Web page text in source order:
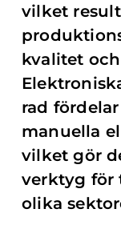
vilket
kvalitet
rad
manuella
vilket gör
verktyg för
olika